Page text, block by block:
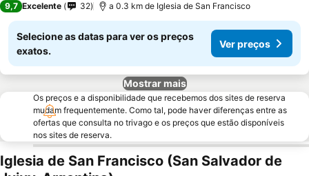
9,7 Excelente 32 a 0.3 km de Iglesia de San Francisco
Selecione as datas para ver os preços
exatos.
Ver preços
Mostrar mais
Os preços e a disponibilidade que recebemos dos sites de reserva
mudam frequentemente. Como tal, pode haver diferenças entre as
ofertas que consulta no trivago e os preços que estão disponíveis
nos sites de reserva.
Iglesia de San Francisco (San Salvador de